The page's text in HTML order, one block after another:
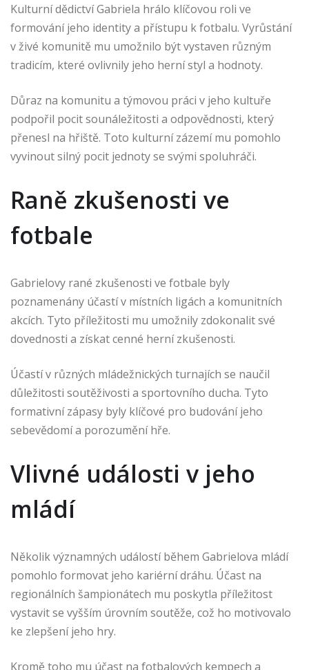
Kulturní dědictví Gabriela hrálo klíčovou roli ve
formování jeho identity a přístupu k fotbalu. Vyrůstání
v živé komunitě mu umožnilo být vystaven různým
tradicím, které ovlivnily jeho herní styl a hodnoty.
Důraz na komunitu a týmovou práci v jeho kultuře
podpořil pocit sounáležitosti a odpovědnosti, který
přenesl na hřiště. Toto kulturní zázemí mu pomohlo
vyvinout silný pocit jednoty se svými spoluhráči.
Raně zkušenosti ve
fotbale
Gabrielovy rané zkušenosti ve fotbale byly
poznamenány účastí v místních ligách a komunitních
akcích. Tyto příležitosti mu umožnily zdokonalit své
dovednosti a získat cenné herní zkušenosti.
Účastí v různých mládežnických turnajích se naučil
důležitosti soutěživosti a sportovního ducha. Tyto
formativní zápasy byly klíčové pro budování jeho
sebevědomí a porozumění hře.
Vlivné události v jeho
mládí
Několik významných událostí během Gabrielova mládí
pomohlo formovat jeho kariérní dráhu. Účast na
regionálních šampionátech mu poskytla příležitost
vystavit se vyšším úrovním soutěže, což ho motivovalo
ke zlepšení jeho hry.
Kromě toho mu účast na fotbalových kempech a